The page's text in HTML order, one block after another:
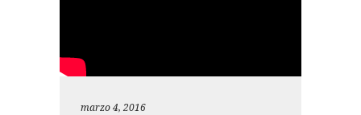
marzo 4, 2016